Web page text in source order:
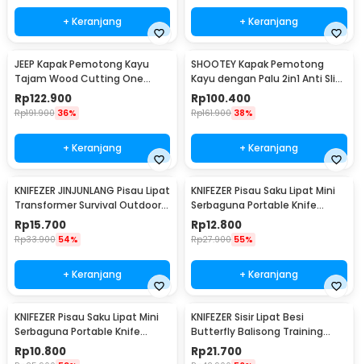
+ Keranjang + Keranjang
JEEP Kapak Pemotong Kayu
Tajam Wood Cutting One
Handed Axe - JP57
Rp122.900
Rp191.900 36%
+ Keranjang
SHOOTEY Kapak Pemotong
Kayu dengan Palu 2in1 Anti Slip
Aluminium Alloy - JHD-A018
Rp100.400
Rp161.900 38%
+ Keranjang
KNIFEZER JINJUNLANG Pisau Lipat
Transformer Survival Outdoor
Knife - JL-10A
Rp15.700
Rp33.900 54%
+ Keranjang
KNIFEZER Pisau Saku Lipat Mini
Serbaguna Portable Knife
Survival - W46
Rp12.800
Rp27.900 55%
+ Keranjang
KNIFEZER Pisau Saku Lipat Mini
Serbaguna Portable Knife
Survival Tool - W33
Rp10.800
KNIFEZER Sisir Lipat Besi
Butterfly Balisong Training
Knife 220mm - JL07
Rp21.700